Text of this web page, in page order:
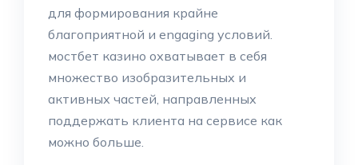
для формирования крайне
благоприятной и engaging условий.
мостбет казино охватывает в себя
множество изобразительных и
активных частей, направленных
поддержать клиента на сервисе как
можно больше.